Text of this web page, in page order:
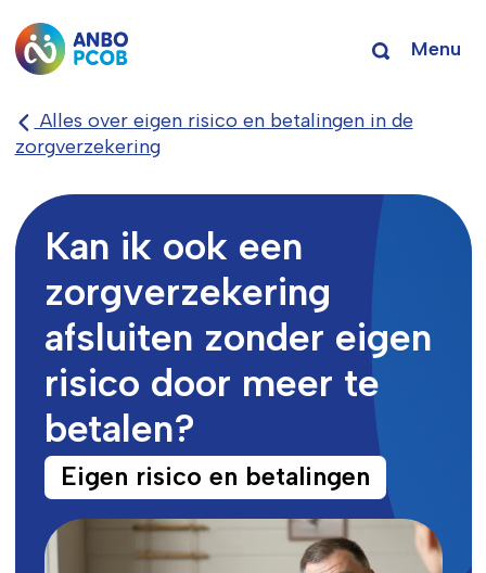
Menu
Alles over eigen risico en betalingen in de
zorgverzekering
Kan ik ook een
zorgverzekering
afsluiten zonder eigen
risico door meer te
betalen?
Eigen risico en betalingen